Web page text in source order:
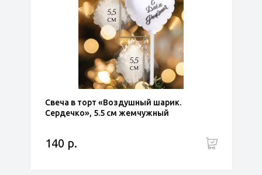
Свеча в торт «Воздушный шарик.
Сердечко», 5.5 см жемчужный
140 р.